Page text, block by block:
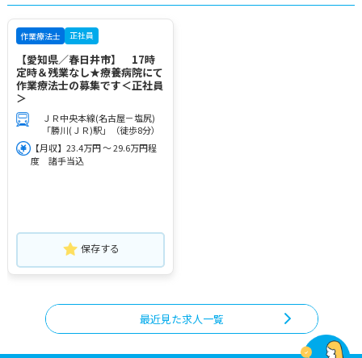
作業療法士 正社員
【愛知県／春日井市】 17時
定時＆残業なし★療養病院にて
作業療法士の募集です＜正社員
＞
ＪＲ中央本線(名古屋－塩尻)
「勝川(ＪＲ)駅」（徒歩8分）
【月収】23.4万円 ～ 29.6万円程
度 諸手当込
保存する
最近見た求人一覧